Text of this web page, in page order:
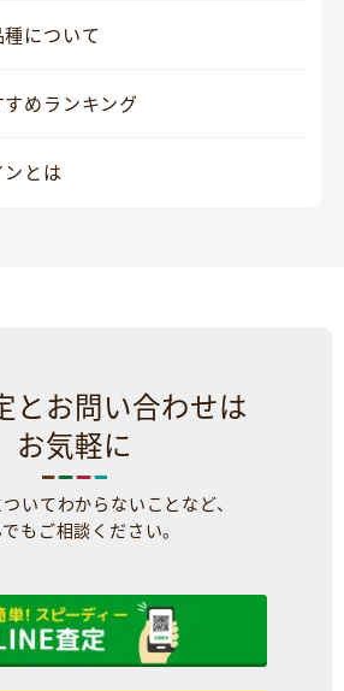
について
めランキング
とは
とお問い合わせは
お気軽に
いてわからないことなど、
もご相談ください。